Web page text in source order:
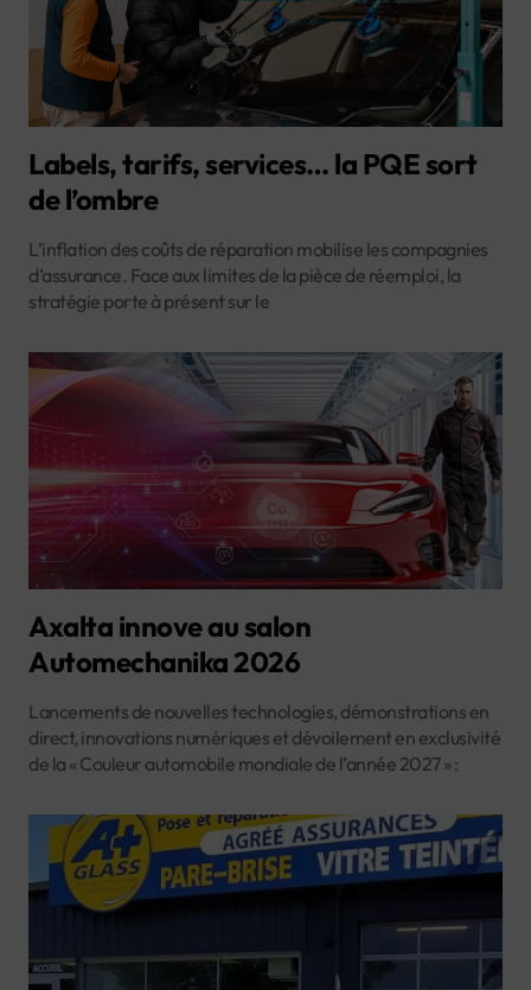
Labels, tarifs, services… la PQE sort
de l’ombre
L’inflation des coûts de réparation mobilise les compagnies
d’assurance. Face aux limites de la pièce de réemploi, la
stratégie porte à présent sur le
Axalta innove au salon
Automechanika 2026
Lancements de nouvelles technologies, démonstrations en
direct, innovations numériques et dévoilement en exclusivité
de la « Couleur automobile mondiale de l’année 2027 » :